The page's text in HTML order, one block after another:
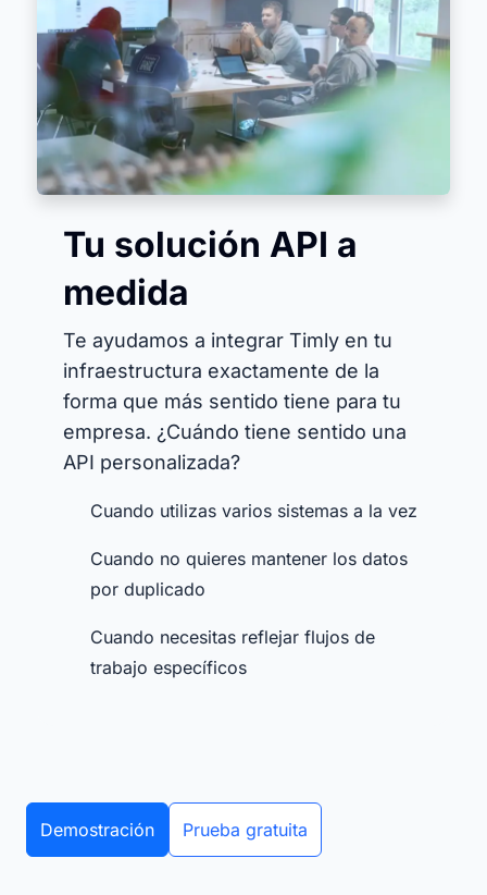
Tu solución API a
medida
Te ayudamos a integrar Timly en tu
infraestructura exactamente de la
forma que más sentido tiene para tu
empresa. ¿Cuándo tiene sentido una
API personalizada?
Cuando utilizas varios sistemas a la vez
Cuando no quieres mantener los datos
por duplicado
Cuando necesitas reflejar flujos de
trabajo específicos
Demostración Prueba gratuita